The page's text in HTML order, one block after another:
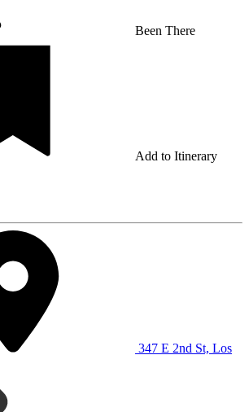
Been There
Add to Itinerary
347 E 2nd St, Los